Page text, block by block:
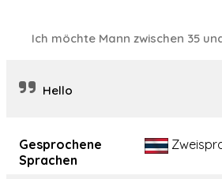
Ich möchte Mann zwischen 35
Hello
Gesprochene
Sprachen